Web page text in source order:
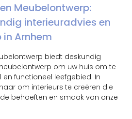
Meubelontwerp:
interieuradvies en
Arnhem
biedt deskundig
om uw huis om te
functioneel leefgebied. In
om interieurs te creëren die
behoeften en smaak van onze